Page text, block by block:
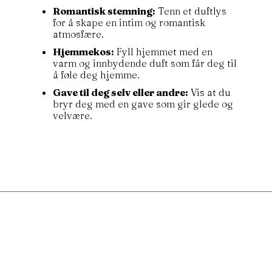
Romantisk stemning: Tenn et duftlys
for å skape en intim og romantisk
atmosfære.
Hjemmekos: Fyll hjemmet med en
varm og innbydende duft som får deg til
å føle deg hjemme.
Gave til deg selv eller andre: Vis at du
bryr deg med en gave som gir glede og
velvære.